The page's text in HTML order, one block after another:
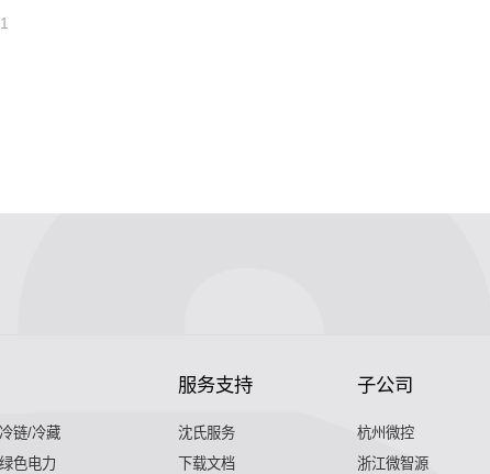
1
冷链/冷藏
绿色电力
服务支持
沈氏服务
下载文档
子公司
杭州微控
浙江微智源